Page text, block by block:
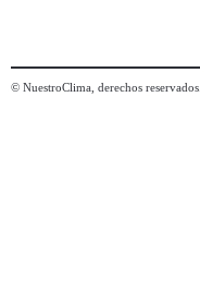
© NuestroClima, derechos reservados.